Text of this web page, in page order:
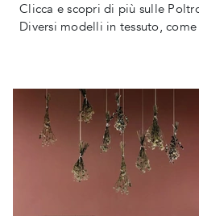
Clicca e scopri di più sulle
Diversi modelli in tessuto,